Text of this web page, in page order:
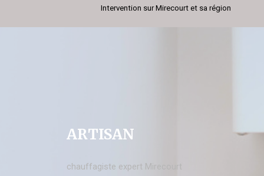
Intervention sur Mirecourt et sa région
ARTISAN
chauffagiste expert Mirecourt